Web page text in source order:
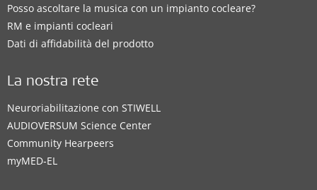
Posso ascoltare la musica con un impianto cocleare?
RM e impianti cocleari
Dati di affidabilità del prodotto
La nostra rete
Neuroriabilitazione con STIWELL
AUDIOVERSUM Science Center
Community Hearpeers
myMED‑EL